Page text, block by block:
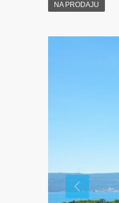
NA PRODAJU